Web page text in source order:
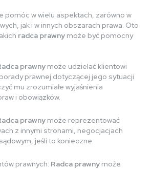
pomóc w wielu aspektach, zarówno w
jak i w innych obszarach prawa. Oto
radca prawny może być pomocny
prawny może udzielać klientowi
prawnej dotyczącej jego sytuacji
mu zrozumiałe wyjaśnienia
i obowiązków.
prawny może reprezentować
z innymi stronami, negocjacjach
jeśli to konieczne.
prawnych: Radca prawny może